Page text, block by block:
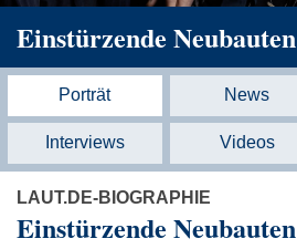
Einstürzende Neubauten
Porträt News
Interviews Videos
LAUT.DE-BIOGRAPHIE
Einstürzende Neubauten